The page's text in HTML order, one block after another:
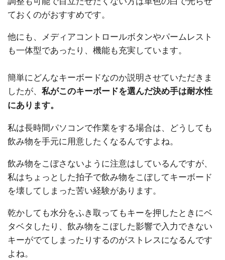
ておくのがおすすめです。
他にも、メディアコントロールボタンやパームレスト
も一体型であったり、機能も充実しています。
簡単にどんなキーボードなのか説明させていただきま
したが、 私がこのキーボードを選んだ決め手は耐水性
にあります。
私は長時間パソコンで作業をする場合は、どうしても
飲み物を手元に用意したくなるんですよね。
飲み物をこぼさないように注意はしているんですが、
私はちょっとした拍子で飲み物をこぼしてキーボード
を壊してしまった苦い経験があります。
乾かしても水分をふき取ってもキーを押したときにベ
タベタしたり、飲み物をこぼした影響で入力できない
キーがでてしまったりするのがストレスになるんです
よね。